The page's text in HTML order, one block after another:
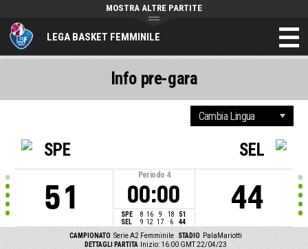
LEGA BASKET FEMMINILE
MOSTRA ALTRE PARTITE
SPE
51
Periodo 4
00:00
SPE 8 16 9 18
51
SEL
9 12 17 6 44
SEL
44
CAMPIONATO Serie A2 Femminile STADIO
PalaMariotti
DETTAGLI PARTITA
Inizio: 16:00 GMT 22/04/23
Info pre-gara